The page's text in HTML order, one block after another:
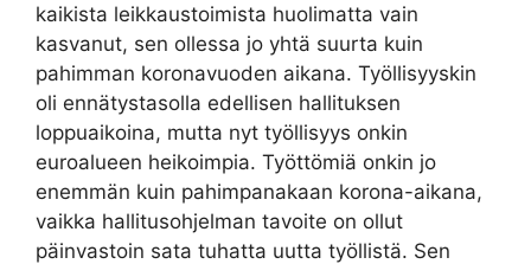
kaikista leikkaustoimista huolimatta vain
kasvanut, sen ollessa jo yhtä suurta kuin
pahimman koronavuoden aikana. Työllisyyskin
oli ennätystasolla edellisen hallituksen
loppuaikoina, mutta nyt työllisyys onkin
euroalueen heikoimpia. Työttömiä onkin jo
enemmän kuin pahimpanakaan korona-aikana,
vaikka hallitusohjelman tavoite on ollut
päinvastoin sata tuhatta uutta työllistä. Sen